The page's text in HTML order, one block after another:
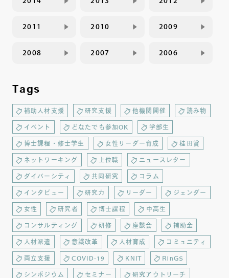
2011 2010 2009
2008 2007 2006
Tags
補助人材支援 研究支援 他機関開催 読み物
イベント どなたでも参加OK 学部生
博士課程・修士学生 女性リーダー育成 桂田賞
ネットワーキング 上位職 ニュースレター
ダイバーシティ 共同研究 コラム
インタビュー 研究力 リーダー ジェンダー
女性 研究者 博士課程 中高生
コンサルティング 研修 座談会 補助金
人材派遣 意識改革 人材育成 コミュニティ
両立支援 COVID-19 KNIT RinGS
シンポジウム セミナー 研究アウトリーチ